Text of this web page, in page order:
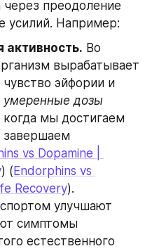
преодоление
усилий. Например:
активность. Во
вырабатывает
эйфории и
умеренные дозы
когда мы достигаем
завершаем
vs Dopamine |
) ( Endorphins vs
Recovery).
улучшают
симптомы
естественного